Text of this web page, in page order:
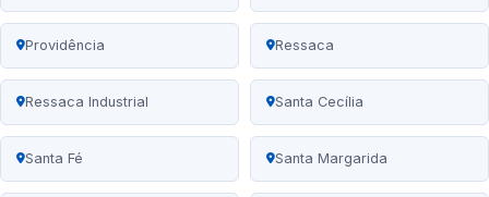
Providência Ressaca
Ressaca Industrial Santa Cecília
Santa Fé Santa Margarida